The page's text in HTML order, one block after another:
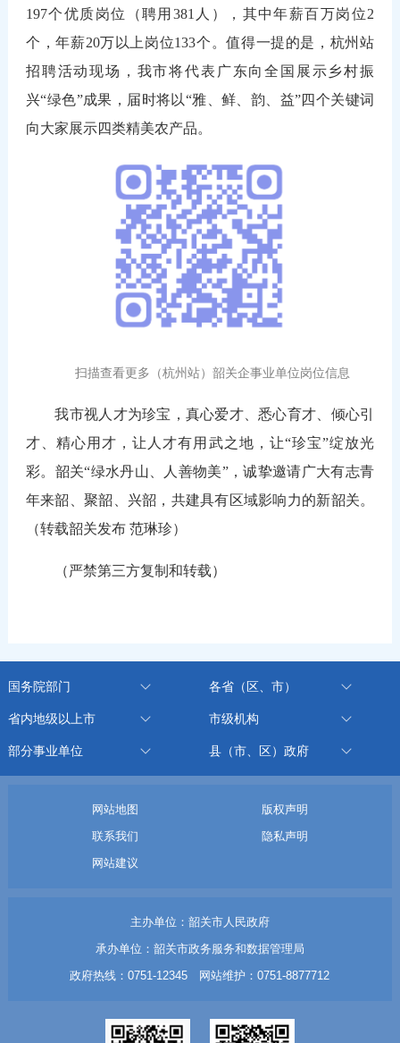
197个优质岗位（聘用381人），其中年薪百万岗位2
个，年薪20万以上岗位133个。值得一提的是，杭州站
招聘活动现场，我市将代表广东向全国展示乡村振
兴“绿色”成果，届时将以“雅、鲜、韵、益”四个关键词
向大家展示四类精美农产品。
扫描查看更多（杭州站）韶关企事业单位岗位信息
我市视人才为珍宝，真心爱才、悉心育才、倾心引
才、精心用才，让人才有用武之地，让“珍宝”绽放光
彩。韶关“绿水丹山、人善物美”，诚挚邀请广大有志青
年来韶、聚韶、兴韶，共建具有区域影响力的新韶关。
（转载韶关发布 范琳珍）
（严禁第三方复制和转载）
国务院部门 各省（区、市）
省内地级以上市 市级机构
部分事业单位 县（市、区）政府
网站地图
版权声明
联系我们
隐私声明
网站建议
主办单位：韶关市人民政府
承办单位：韶关市政务服务和数据管理局
政府热线：0751-12345 网站维护：0751-8877712